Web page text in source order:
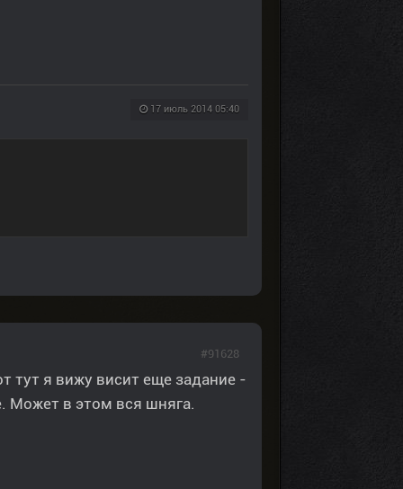
17 июль 2014 05:40
тут я вижу висит еще задание -
Может в этом вся шняга.
#91628